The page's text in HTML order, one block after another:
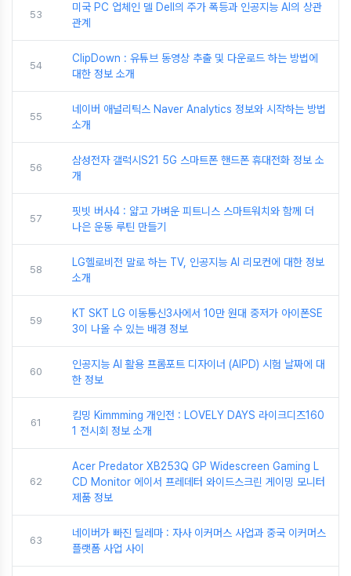
53
미국 PC 업체인 델 Dell의 주가 폭등과 인공지능 AI의 상관
관계
54
ClipDown : 유튜브 동영상 추출 및 다운로드 하는 방법에
대한 정보 소개
55
네이버 애널리틱스 Naver Analytics 정보와 시작하는 방법
소개
56
삼성전자 갤럭시S21 5G 스마트폰 핸드폰 휴대전화 정보 소
개
57
핏빗 버사4 : 얇고 가벼운 피트니스 스마트워치와 함께 더
나은 운동 루틴 만들기
58
LG헬로비전 말로 하는 TV, 인공지능 AI 리모컨에 대한 정보
소개
59
KT SKT LG 이동통신3사에서 10만 원대 중저가 아이폰SE
3이 나올 수 있는 배경 정보
60
인공지능 AI 활용 프롬포트 디자이너 (AIPD) 시험 날짜에 대
한 정보
61
킴밍 Kimmming 개인전 : LOVELY DAYS 라이크디즈160
1 전시회 정보 소개
62
Acer Predator XB253Q GP Widescreen Gaming L
CD Monitor 에이서 프레데터 와이드스크린 게이밍 모니터
제품 정보
63
네이버가 빠진 딜레마 : 자사 이커머스 사업과 중국 이커머스
플랫폼 사업 사이